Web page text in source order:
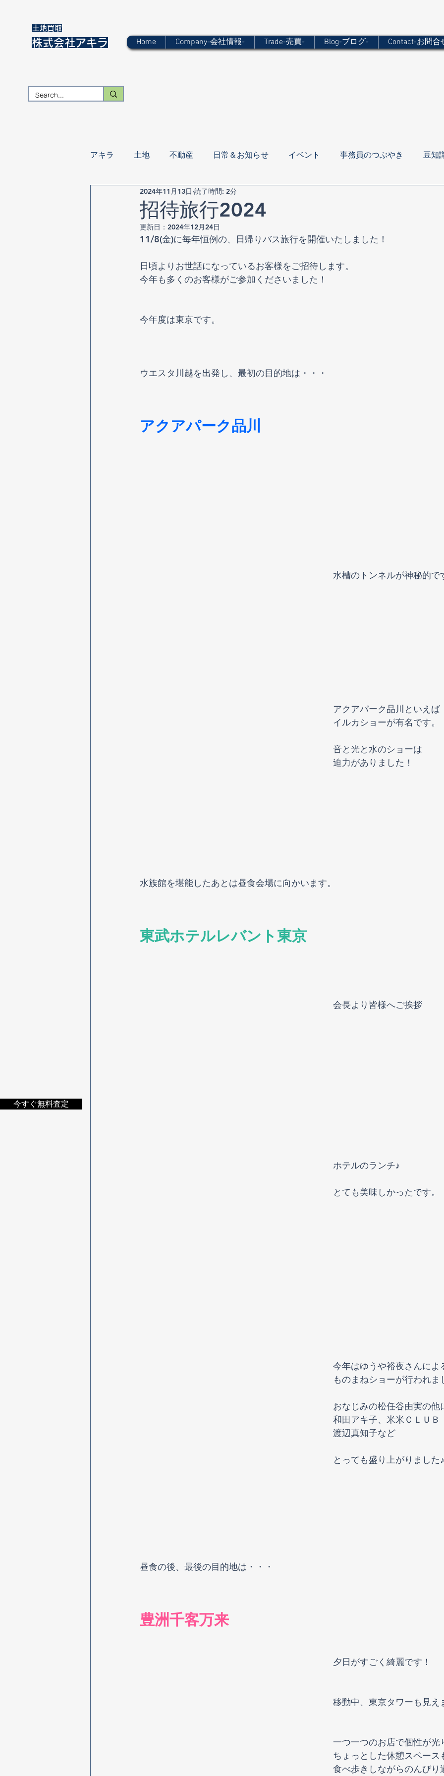
​土地買取
株式会社アキラ Home Company-会社情報- Trade-売買- Blog-ブログ- Contact-お問合
今すぐ無料査定
アキラ 土地 不動産 日常＆お知らせ イベント 事務員のつぶやき 豆知
招待旅行2024
2024年11月13日 読了時間: 2分
更新日： 2024年12月24日
11/8(金)に毎年恒例の、日帰りバス旅行を開催いたしました！
日頃よりお世話になっているお客様をご招待します。
今年も多くのお客様がご参加くださいました！
今年度は東京です。
ウエスタ川越を出発し、最初の目的地は・・・
アクアパーク品川
水槽のトンネルが神秘的で
アクアパーク品川といえば
イルカショーが有名です。
音と光と水のショーは
迫力がありました！
水族館を堪能したあとは昼食会場に向かいます。
東武ホテルレバント東京
会長より皆様へご挨拶
ホテルのランチ♪
とても美味しかったです。
今年はゆうや裕夜さんによ
ものまねショーが行われま
おなじみの松任谷由実の他
和田アキ子、米米ＣＬＵＢ
渡辺真知子など
とっても盛り上がりました♪
昼食の後、最後の目的地は・・・
豊洲千客万来
夕日がすごく綺麗です！
移動中、東京タワーも見え
一つ一つのお店で個性が光
ちょっとした休憩スペース
食べ歩きしながらのんびり